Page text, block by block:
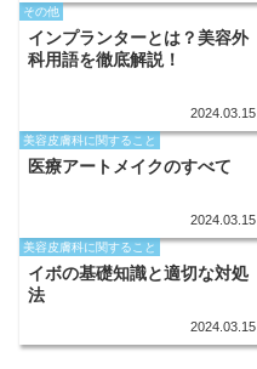
その他
インプランターとは？美容外
科用語を徹底解説！
2024.03.15
美容皮膚科に関すること
医療アートメイクのすべて
2024.03.15
美容皮膚科に関すること
イボの基礎知識と適切な対処
法
2024.03.15